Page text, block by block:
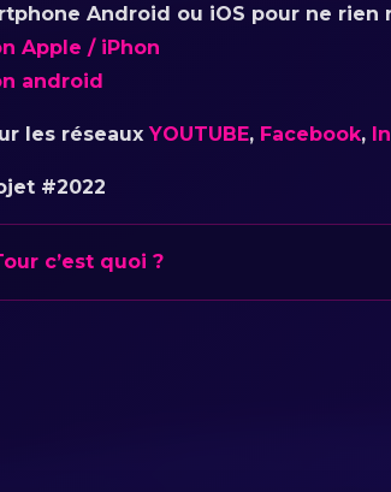
Android ou iOS pour ne rien
Apple / iPhon
android
les réseauxYOUTUBE, Facebook,
#2022
c’est quoi ?